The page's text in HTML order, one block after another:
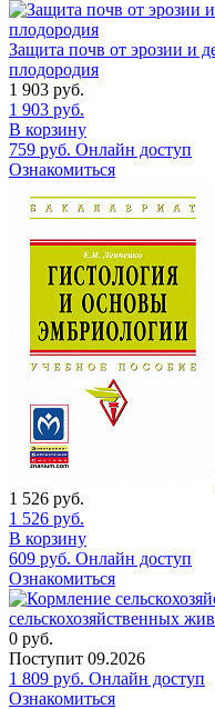
Защита почв от эрозии и
плодородия
1 903 руб.
1 903 руб.
В корзину
759 руб. Онлайн доступ
Ознакомиться
1 526 руб.
1 526 руб.
В корзину
609 руб. Онлайн доступ
Ознакомиться
сельскохозяйственных
0 руб.
Поступит 09.2026
1 809 руб. Онлайн доступ
Ознакомиться